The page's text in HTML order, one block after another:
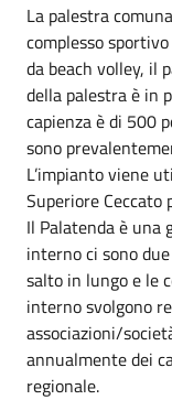
La palestra
complesso
da beach volley, il
della palestra è in
capienza è di 500
sono
L’impianto viene
Superiore Ceccato
Il Palatenda è
interno ci sono
salto in lungo e le
interno svolgono
associazioni/
annualmente dei
regionale.